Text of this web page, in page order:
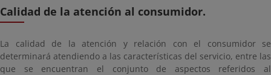
Calidad de la atención al consumidor.
La calidad de la atención y relación con el consumidor se
determinará atendiendo a las características del servicio, entre las
que se encuentran el conjunto de aspectos referidos al